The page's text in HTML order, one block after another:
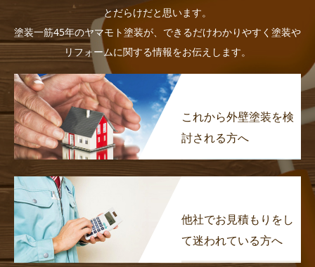
とだらけだと思います。
塗装一筋45年のヤマモト塗装が、できるだけわかりやすく塗装や
リフォームに関する情報をお伝えします。
これから外壁塗装を検
討される方へ
他社でお見積もりをし
て迷われている方へ